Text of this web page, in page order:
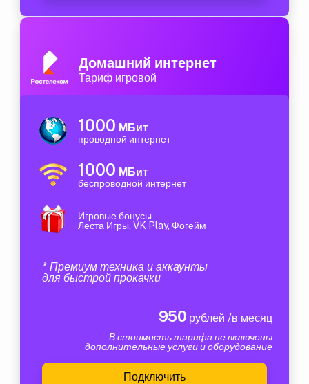
Домашний интернет
Тариф игровой
1000 МБит
проводной интернет
1000 МБит
беспроводной интернет
Игровые бонусы
Леста Игры, VK Play, Фогейм
* Премиум техника и аккаунты
для быстрой прокачки
950 рублей /в месяц
В стоимость тарифа не включены
дополнительные услуги и оборудование
Подключить